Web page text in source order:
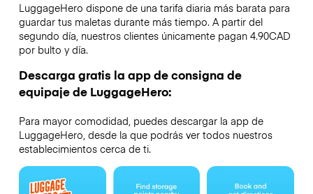
LuggageHero dispone de una tarifa diaria más barata para
guardar tus maletas durante más tiempo. A partir del
segundo día, nuestros clientes únicamente pagan 4.90CAD
por bulto y día.
Descarga gratis la app de consigna de
equipaje de LuggageHero:
Para mayor comodidad, puedes descargar la app de
LuggageHero, desde la que podrás ver todos nuestros
establecimientos cerca de ti.